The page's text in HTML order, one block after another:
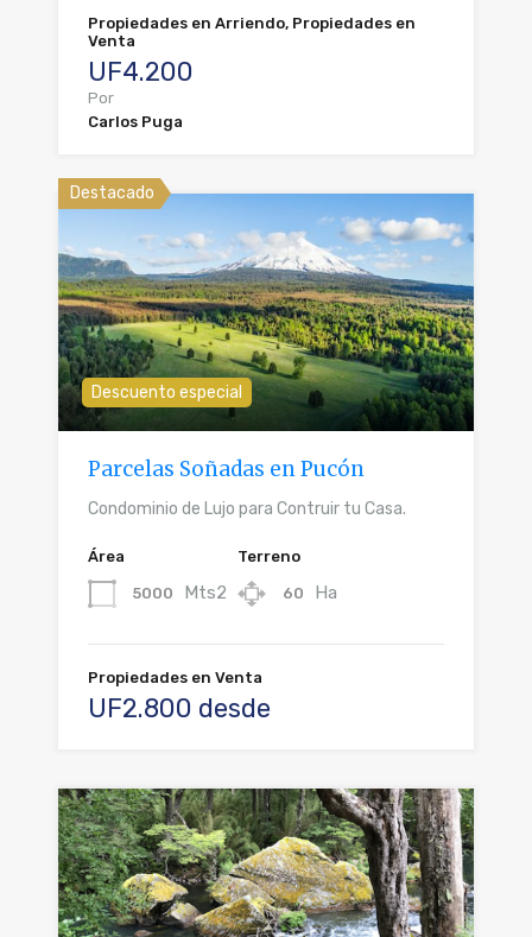
Propiedades en Arriendo, Propiedades en
Venta
UF4.200
Por
Carlos Puga
Destacado
Descuento especial
Parcelas Soñadas en Pucón
Condominio de Lujo para Contruir tu Casa.
Área
5000 Mts2
Terreno
60 Ha
Propiedades en Venta
UF2.800 desde